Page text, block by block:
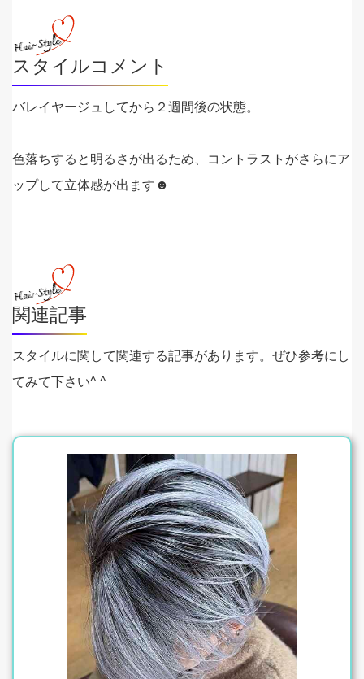
スタイルコメント
バレイヤージュしてから２週間後の状態。
色落ちすると明るさが出るため、コントラストがさらにア
ップして立体感が出ます☻
関連記事
スタイルに関して関連する記事があります。ぜひ参考にし
てみて下さい^ ^